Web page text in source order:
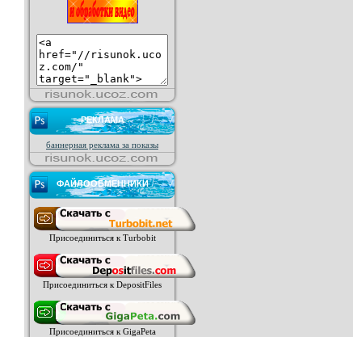
РЕКЛАМА
баннерная реклама за показы
ФАЙЛООБМЕННИКИ
Присоединиться к Turbobit
Присоединиться к DepositFiles
Присоединиться к GigaPeta